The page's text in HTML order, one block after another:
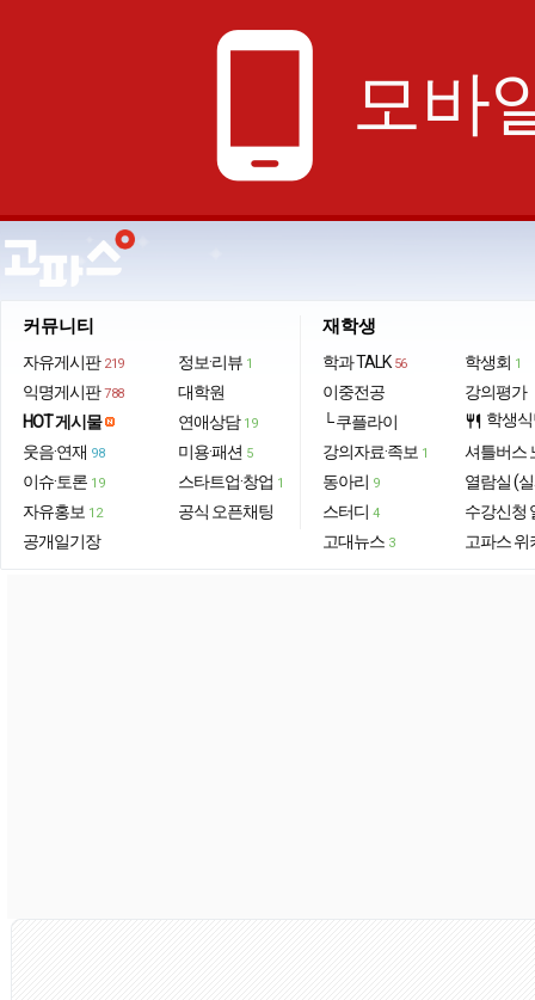
phone_android 모바
커뮤니티
자유게시판 219
익명게시판 788
HOT 게시물
웃음·연재 98
이슈·토론 19
자유홍보 12
공개일기장
정보·리뷰 1
대학원
연애상담 19
미용·패션 5
스타트업·창업 1
공식 오픈채팅
재학생
학과 TALK 56
이중전공
└ 쿠플라이
강의자료·족보 1
동아리 9
스터디 4
고대뉴스 3
학생회 1
강의평가
restaurant 학생
셔틀버스
열람실 (
수강신청
고파스 위